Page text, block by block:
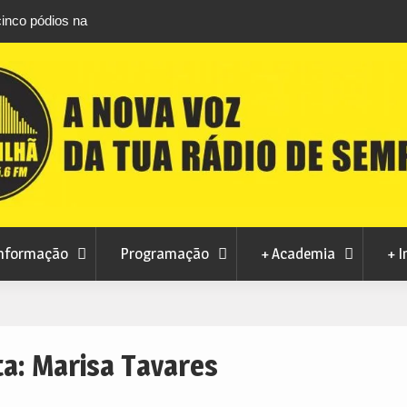
pódios na
coletivo
total do Sol de 12 de agosto
Programação + Academia +
Marisa Tavares